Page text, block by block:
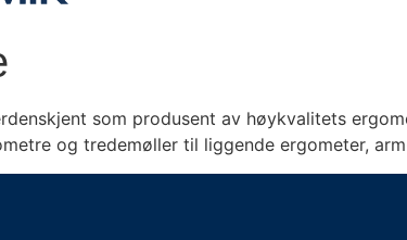
som produsent av høykvalitets
og tredemøller til liggende ergometer,